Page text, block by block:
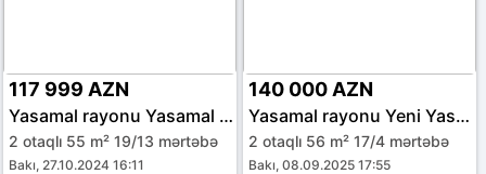
117 999 AZN
Yasamal rayonu Yasamal qəs.
2 otaqlı 55 m² 19/13 mərtəbə
Bakı, 27.10.2024 16:11
140 000 AZN
Yasamal rayonu Yeni Yasamal qəs.
2 otaqlı 56 m² 17/4 mərtəbə
Bakı, 08.09.2025 17:55